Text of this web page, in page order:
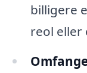
billigere
reol eller